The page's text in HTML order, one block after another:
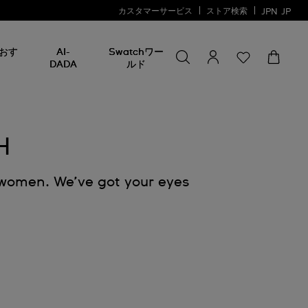
カスタマーサービス ストア検索 JPN JP
す
AI-
DADA
Swatchワー
ルド
か
を
We’ve got your eyes